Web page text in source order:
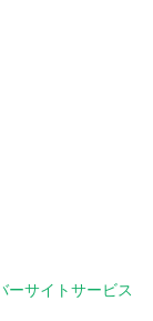
ーサイトサービス